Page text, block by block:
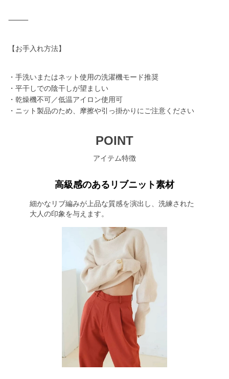
⸻
【お手入れ方法】
・手洗いまたはネット使用の洗濯機モード推奨
・平干しでの陰干しが望ましい
・乾燥機不可／低温アイロン使用可
・ニット製品のため、摩擦や引っ掛かりにご注意ください
POINT
アイテム特徴
高級感のあるリブニット素材
細かなリブ編みが上品な質感を演出し、洗練された
大人の印象を与えます。